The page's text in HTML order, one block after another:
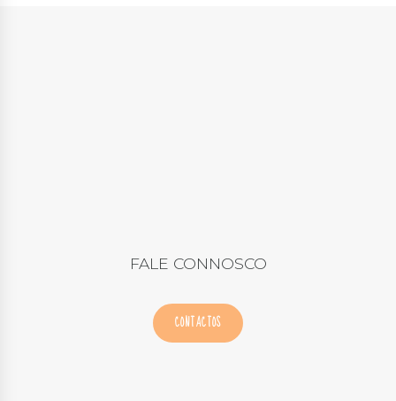
FALE CONNOSCO
CONTACTOS